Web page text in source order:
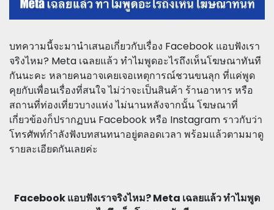
บทความนี้จะมานำเสนอเกี่ยวกับเรื่อง Facebook แอบฟังเรา
จริงไหม? Meta เฉลยแล้ว ทำไมพูดอะไรถึงเห็นโฆษณาทันที
กันนะคะ หลายคนอาจเคยเจอเหตุการณ์ชวนขนลุก ที่แค่พูด
คุยกับเพื่อนเรื่องที่สนใจ ไม่ว่าจะเป็นสินค้า ร้านอาหาร หรือ
สถานที่ท่องเที่ยวบางแห่ง ไม่นานหลังจากนั้น โฆษณาที่
เกี่ยวข้องก็ปรากฏบน Facebook หรือ Instagram ราวกับว่า
โทรศัพท์กำลังฟังบทสนทนาอยู่ตลอดเวลา พร้อมแล้วตามมาดู
รายละเอียดกันเลยค่ะ
Facebook แอบฟังเราจริงไหม? Meta เฉลยแล้ว ทำไมพูด